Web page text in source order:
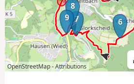
6
7
8
9
OpenStreetMap -Attributions